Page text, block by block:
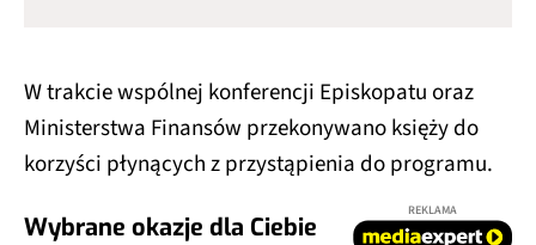
W trakcie wspólnej konferencji Episkopatu oraz
Ministerstwa Finansów przekonywano księży do
korzyści płynących z przystąpienia do programu.
Wybrane okazje dla Ciebie
REKLAMA